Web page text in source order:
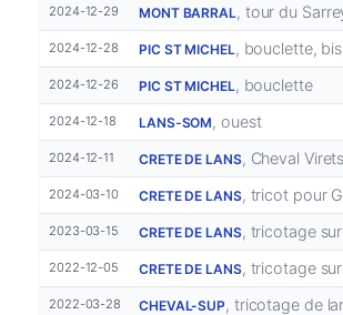
2024-12-29 MONT BARRAL , tour du
2024-12-28 PIC ST MICHEL , bouclette,
2024-12-26 PIC ST MICHEL , bouclette
2024-12-18 LANS-SOM , ouest
2024-12-11 CRETE DE LANS, Cheval Virets
2024-03-10 CRETE DE LANS, tricot pour
2023-03-15 CRETE DE LANS, tricotage
2022-12-05 CRETE DE LANS, tricotage
2022-03-28 CHEVAL-SUP, tricotage de